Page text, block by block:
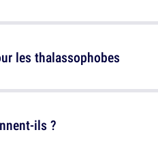
ils ?
les thalassophobes